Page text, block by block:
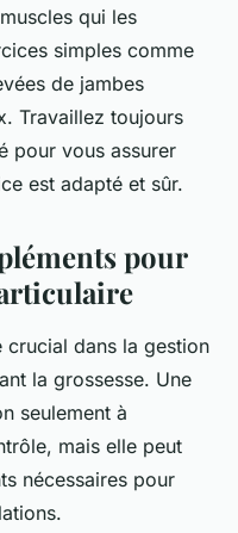
qui les
simples comme
de jambes
Travaillez toujours
pour vous assurer
est adapté et sûr.
pour
crucial dans la gestion
la grossesse. Une
seulement à
mais elle peut
nécessaires pour